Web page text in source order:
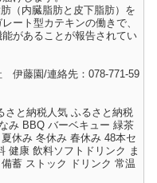
（内臓脂肪と皮下脂肪）を
ート型カテキンの働きで、
能があることが報告されてい
伊藤園/連絡先：078-771-59
と納税人気 ふるさと納税
み BBQ バーベキュー 緑茶
休み 冬休み 春休み 48本セ
健康 飲料ソフトドリンク ま
蓄 ストック ドリンク 常温